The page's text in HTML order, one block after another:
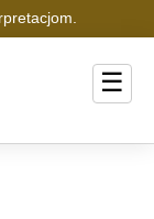
☰